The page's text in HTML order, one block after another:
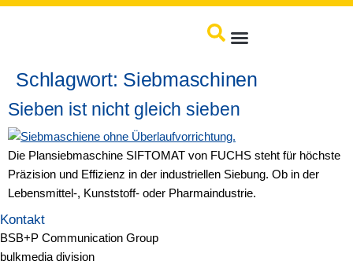
Schlagwort: Siebmaschinen
Sieben ist nicht gleich sieben
Die Plansiebmaschine SIFTOMAT von FUCHS steht für höchste
Präzision und Effizienz in der industriellen Siebung. Ob in der
Lebensmittel-, Kunststoff- oder Pharmaindustrie.
Kontakt
BSB+P Communication Group
bulkmedia division